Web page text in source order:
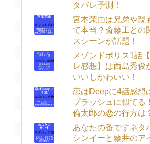
タバレ予測！
宮本茉由は兄弟や親
て本当？斎藤工との
スシーンが話題！
メゾンドポリス1話
レ感想】は西島秀俊
いいしかわいい！
恋はDeepに4話感想
プラッシュに似てる
倫太郎の恋の行方は
あなたの番ですネタ
シンイーと藤井のア